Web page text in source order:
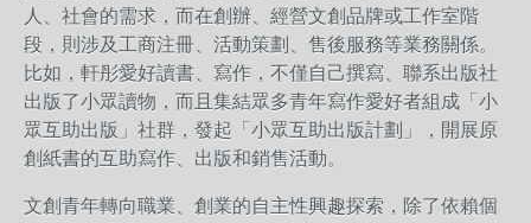
人、社會的需求，而在創辦、經營文創品牌或工作室階
段，則涉及工商注冊、活動策劃、售後服務等業務關係。
比如，軒彤愛好讀書、寫作，不僅自己撰寫、聯系出版社
出版了小眾讀物，而且集結眾多青年寫作愛好者組成「小
眾互助出版」社群，發起「小眾互助出版計劃」，開展原
創紙書的互助寫作、出版和銷售活動。
文創青年轉向職業、創業的自主性興趣探索，除了依賴個